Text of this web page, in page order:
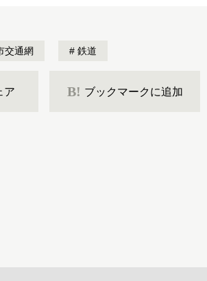
交通網 鉄道
ア B! ブックマークに追加